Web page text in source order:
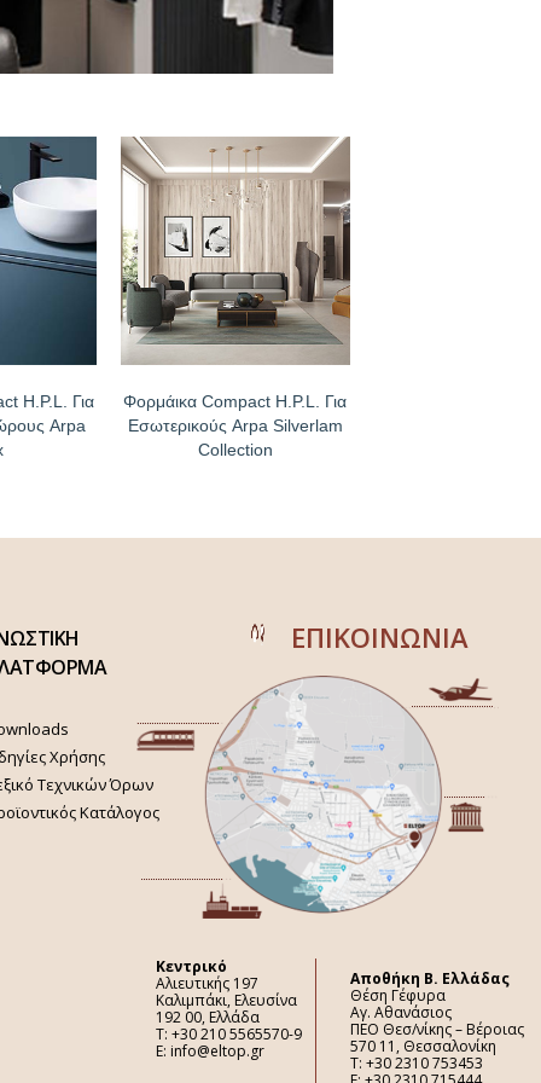
H.P.L. Για
Arpa
Φορμάικα Compact H.P.L. Για
Εσωτερικούς Arpa Silverlam
Collection
Χρήσης
Τεχνικών Όρων
Κατάλογος
ΕΠΙΚΟΙΝΩΝΙΑ
Κεντρικό
Αλιευτικής 197
Καλιμπάκι, Ελευσίνα
192 00, Ελλάδα
Τ: +30 210 5565570-9
E: info@eltop.gr
Aποθήκη Β. Ελλάδας
Θέση Γέφυρα
Αγ. Αθανάσιος
ΠΕΟ Θεσ/νίκης – Βέροιας
570 11, Θεσσαλονίκη
Τ: +30 2310 753453